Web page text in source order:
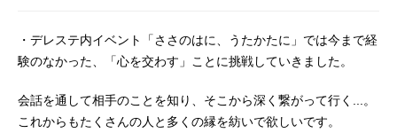
・デレステ内イベント「ささのはに、うたかたに」では今まで経
験のなかった、「心を交わす」ことに挑戦していきました。
会話を通して相手のことを知り、そこから深く繋がって行く...。
これからもたくさんの人と多くの縁を紡いで欲しいです。